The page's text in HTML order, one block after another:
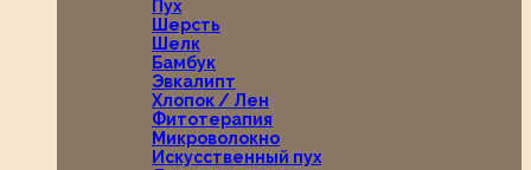
Пух
Шерсть
Шелк
Бамбук
Эвкалипт
Хлопок / Лен
Фитотерапия
Микроволокно
Искусственный пух